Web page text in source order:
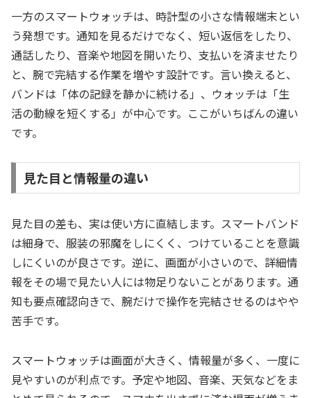
一方のスマートウォッチは、時計型の小さな情報端末とい
う発想です。通知を見るだけでなく、短い返信をしたり、
通話したり、音楽や地図を開いたり、支払いを済ませたり
と、腕で完結する作業を増やす設計です。言い換えると、
バンドは「体の記録を静かに続ける」、ウォッチは「生
活の動線を短くする」が中心です。ここがいちばんの違い
です。
見た目と情報量の違い
見た目の差も、実は使い方に直結します。スマートバンド
は細身で、服装の邪魔をしにくく、つけていることを意識
しにくいのが良さです。逆に、画面が小さいので、詳細情
報をその場で見たい人には物足りないことがあります。通
知も要点確認向きで、腕だけで操作を完結させるのはやや
苦手です。
スマートウォッチは画面が大きく、情報量が多く、一度に
見やすいのが利点です。予定や地図、音楽、天気などをま